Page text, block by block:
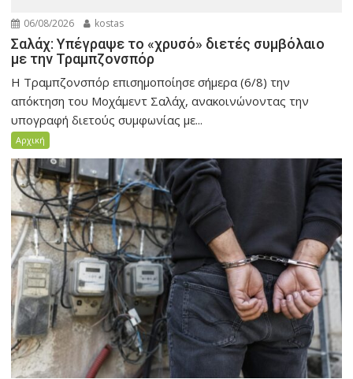
06/08/2026 kostas
Σαλάχ: Υπέγραψε το «χρυσό» διετές συμβόλαιο
με την Τραμπζονσπόρ
Η Τραμπζονσπόρ επισημοποίησε σήμερα (6/8) την
απόκτηση του Μοχάμεντ Σαλάχ, ανακοινώνοντας την
υπογραφή διετούς συμφωνίας με...
Αρχική